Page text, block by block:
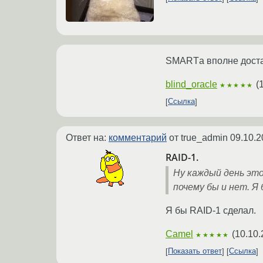
SMARTа вполне
blind_oracle ★★★★★ (
Ссылка
Ответ на: комментарий от true_admin
RAID-1.
Ну каждый день
почему бы и нет. Я
Я бы RAID-1 сделал.
Camel ★★★★★ (
Показать ответ Ссылка